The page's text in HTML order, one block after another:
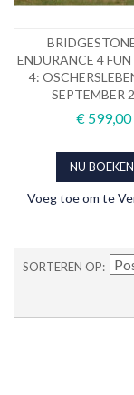
ENDURANCE 4
4:
SEPTEMBER
€ 599,00
NU
Voeg toe om te
SORTEREN OP